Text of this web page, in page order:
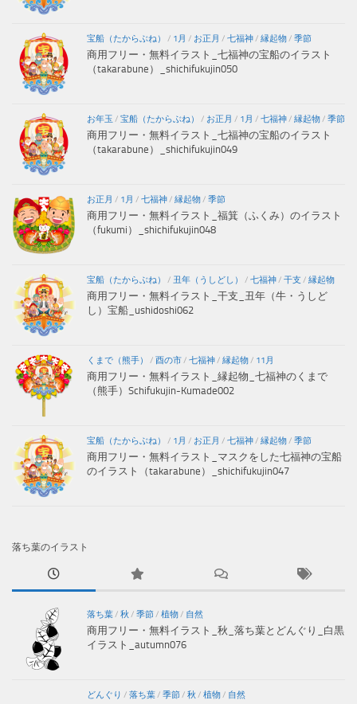
宝船（たからぶね） / 1月 / お正月 / 七福神/ 縁起物/ 季節
商用フリー・無料イラスト_七福神の宝船のイラスト
（takarabune）_shichifukujin050
お年玉 / 宝船（たからぶね） / お正月 / 1月 / 七福神/ 縁起物/ 季節
商用フリー・無料イラスト_七福神の宝船のイラスト
（takarabune）_shichifukujin049
お正月 / 1月 / 七福神/ 縁起物/ 季節
商用フリー・無料イラスト_福箕（ふくみ）のイラスト
（fukumi）_shichifukujin048
宝船（たからぶね） / 丑年（うしどし） / 七福神/ 干支 / 縁起物
商用フリー・無料イラスト_干支_丑年（牛・うしど
し）宝船_ushidoshi062
くまで（熊手） / 酉の市/ 七福神/ 縁起物/ 11月
商用フリー・無料イラスト_縁起物_七福神のくまで
（熊手）Schifukujin-Kumade002
宝船（たからぶね） / 1月 / お正月 / 七福神/ 縁起物/ 季節
商用フリー・無料イラスト_マスクをした七福神の宝船
のイラスト（takarabune）_shichifukujin047
落ち葉のイラスト
落ち葉/ 秋 / 季節/ 植物/ 自然
商用フリー・無料イラスト_秋_落ち葉とどんぐり_白黒
イラスト_autumn076
どんぐり / 落ち葉/ 季節/ 秋 / 植物/ 自然